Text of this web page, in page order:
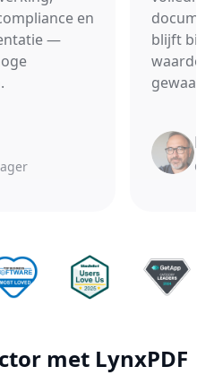
en
—
blijft
met LynxPDF